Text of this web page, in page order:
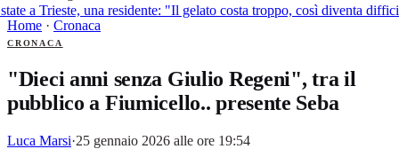
a Trieste, una residente: "Il gelato costa troppo, così diventa
Home · Cronaca
CRONACA
"Dieci anni senza Giulio Regeni", tra il
pubblico a Fiumicello.. presente Seba
Luca Marsi·25 gennaio 2026 alle ore 19:54